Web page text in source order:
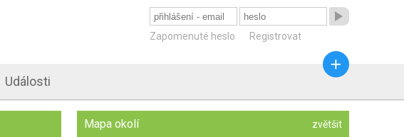

Zapomenuté heslo Registrovat
Události

Mapa okolí zvětšit